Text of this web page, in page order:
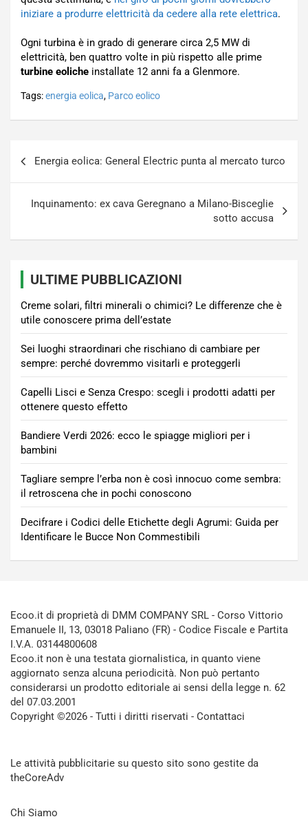
iniziare a produrre elettricità da cedere alla rete elettrica.
Ogni turbina è in grado di generare circa 2,5 MW di
elettricità, ben quattro volte in più rispetto alle prime
turbine eoliche installate 12 anni fa a Glenmore.
Tags:energia eolica, Parco eolico
articoli
Energia eolica: General Electric punta al mercato turco
Inquinamento: ex cava Geregnano a Milano-Bisceglie
sotto accusa
ULTIME PUBBLICAZIONI
Creme solari, filtri minerali o chimici? Le differenze che è
utile conoscere prima dell’estate
Sei luoghi straordinari che rischiano di cambiare per
sempre: perché dovremmo visitarli e proteggerli
Capelli Lisci e Senza Crespo: scegli i prodotti adatti per
ottenere questo effetto
Bandiere Verdi 2026: ecco le spiagge migliori per i
bambini
Tagliare sempre l’erba non è così innocuo come sembra:
il retroscena che in pochi conoscono
Decifrare i Codici delle Etichette degli Agrumi: Guida per
Identificare le Bucce Non Commestibili
Ecoo.it di proprietà di DMM COMPANY SRL - Corso Vittorio
Emanuele II, 13, 03018 Paliano (FR) - Codice Fiscale e Partita
I.V.A. 03144800608
Ecoo.it non è una testata giornalistica, in quanto viene
aggiornato senza alcuna periodicità. Non può pertanto
considerarsi un prodotto editoriale ai sensi della legge n. 62
del 07.03.2001
Copyright ©2026 - Tutti i diritti riservati - Contattaci
Le attività pubblicitarie su questo sito sono gestite da
theCoreAdv
Chi Siamo